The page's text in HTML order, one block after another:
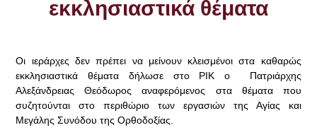
Οι ιεράρχες δεν πρέπει να μείνουν κλεισμένοι στα καθαρώς
εκκλησιαστικά θέματα δήλωσε στο ΡΙΚ ο Πατριάρχης
Αλεξάνδρειας Θεόδωρος αναφερόμενος στα θέματα που
συζητούνται στο περιθώριο των εργασιών της Αγίας και
Μεγάλης Συνόδου της Ορθοδοξίας.